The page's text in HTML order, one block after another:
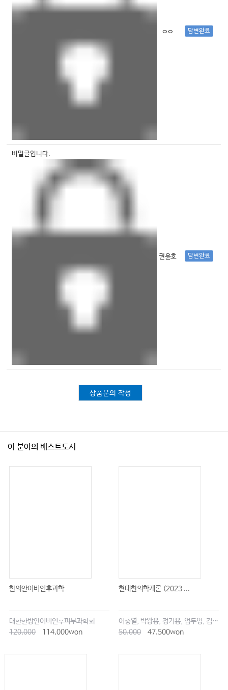
ㅇㅇ 답변완료
비밀글입니다.
권윤호 답변완료
상품문의 작성
이 분야의 베스트도서
한의안이비인후과학
대한한방안이비인후피부과학회
120,000
114,000won
현대한의학개론 (2023 ...
이충열, 박왕용, 정기용, 엄두영, 김창업
50,000
47,500won